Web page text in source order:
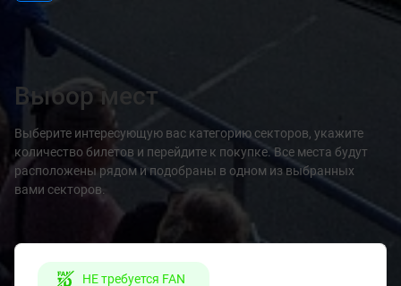
Выбор мест
Выберите интересующую вас категорию секторов, укажите
количество билетов и перейдите к покупке. Все места будут
расположены рядом и подобраны в одном из выбранных
вами секторов.
НЕ требуется FAN